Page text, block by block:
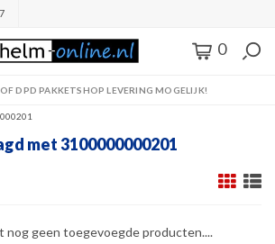
0
DPD PAKKETSHOP LEVERING MOGELIJK!
met 3100000000201
nog geen toegevoegde producten....